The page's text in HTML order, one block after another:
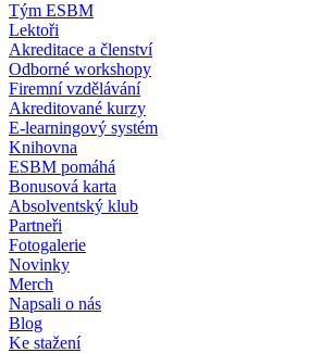
Tým ESBM
Lektoři
Akreditace a členství
Odborné workshopy
Firemní vzdělávání
Akreditované kurzy
E-learningový systém
Knihovna
ESBM pomáhá
Bonusová karta
Absolventský klub
Partneři
Fotogalerie
Novinky
Merch
Napsali o nás
Blog
Ke stažení